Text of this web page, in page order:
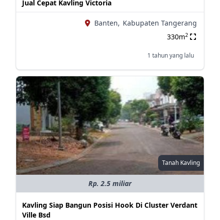
Jual Cepat Kavling Victoria
Banten, Kabupaten Tangerang
330m2
1 tahun yang lalu
Tanah Kavling
Rp. 2.5 miliar
Kavling Siap Bangun Posisi Hook Di Cluster Verdant
Ville Bsd